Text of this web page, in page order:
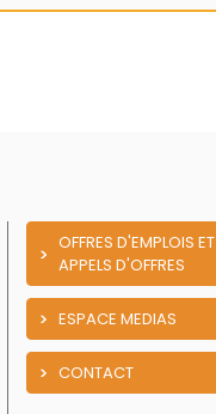
OFFRES D'EMPLOIS ET
APPELS D'OFFRES
ESPACE MEDIAS
CONTACT